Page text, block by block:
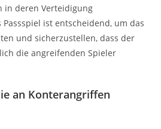
in deren Verteidigung
ist entscheidend, um das
und sicherzustellen, dass der
die angreifenden Spieler
an Konterangriffen